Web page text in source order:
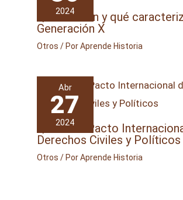
2024
Quiénes son y qué
Generación X
Otros / PorAprende Historia
Abr
27
2024
Qué es el Pacto
Derechos Civiles y Políticos
Otros / PorAprende Historia